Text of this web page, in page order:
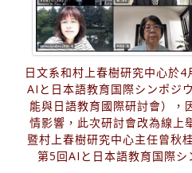
日文系和村上春樹研究中心於
AIと⽇本語教育国際シンポジ
能與日語教育國際研討會），
情影響，此次研討會改為線上
暨村上春樹研究中心主任曾秋
第5回AIと⽇本語教育国際シ